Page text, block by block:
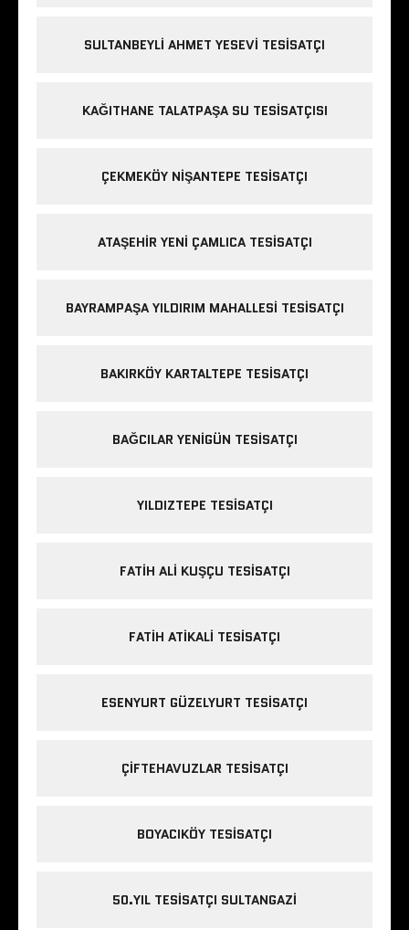
SULTANBEYLI AHMET YESEVI TESISATÇI
KAĞITHANE TALATPAŞA SU TESISATÇISI
ÇEKMEKÖY NIŞANTEPE TESISATÇI
ATAŞEHIR YENI ÇAMLICA TESISATÇI
BAYRAMPAŞA YILDIRIM MAHALLESI TESISATÇI
BAKIRKÖY KARTALTEPE TESISATÇI
BAĞCILAR YENIGÜN TESISATÇI
YILDIZTEPE TESISATÇI
FATIH ALI KUŞÇU TESISATÇI
FATIH ATIKALI TESISATÇI
ESENYURT GÜZELYURT TESISATÇI
ÇIFTEHAVUZLAR TESISATÇI
BOYACIKÖY TESISATÇI
50.YIL TESISATÇI SULTANGAZI